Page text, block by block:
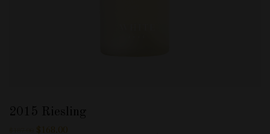
2015 Riesling
$ 168.00